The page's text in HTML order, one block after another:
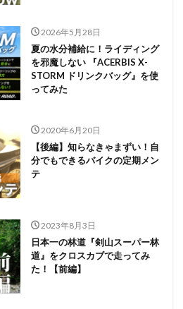
2026年5月28日
夏の水分補給に！ライディング
を邪魔しない 『ACERBIS X-
STORM ドリンクバッグ』を使
ってみた
2020年6月20日
【後編】知らなきゃまずい！自
分でもできるバイクの定期メン
テ
2023年8月3日
日本一の林道『剣山スーパー林
道』をクロスカブで走ってみ
た！【前編】